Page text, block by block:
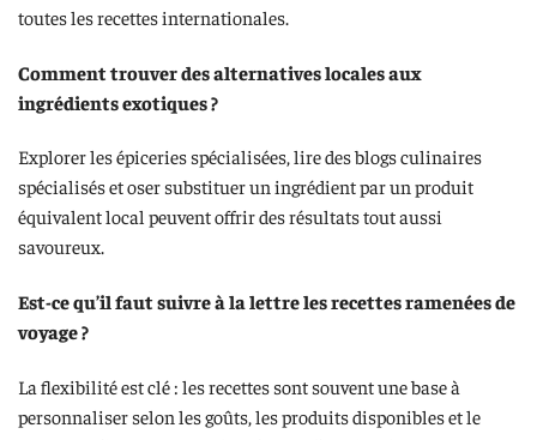
toutes les recettes internationales.
Comment trouver des alternatives locales aux
ingrédients exotiques ?
Explorer les épiceries spécialisées, lire des blogs culinaires
spécialisés et oser substituer un ingrédient par un produit
équivalent local peuvent offrir des résultats tout aussi
savoureux.
Est-ce qu’il faut suivre à la lettre les recettes ramenées de
voyage ?
La flexibilité est clé : les recettes sont souvent une base à
personnaliser selon les goûts, les produits disponibles et le